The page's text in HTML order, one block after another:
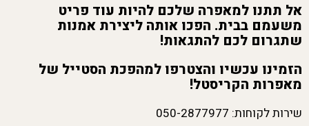
אל תתנו למאפרה שלכם להיות עוד פריט
משעמם בבית. הפכו אותה ליצירת אמנות
שתגרום לכם להתגאות!
הזמינו עכשיו והצטרפו למהפכת הסטייל של
מאפרות הקריסטל!
שירות לקוחות: 050-2877977